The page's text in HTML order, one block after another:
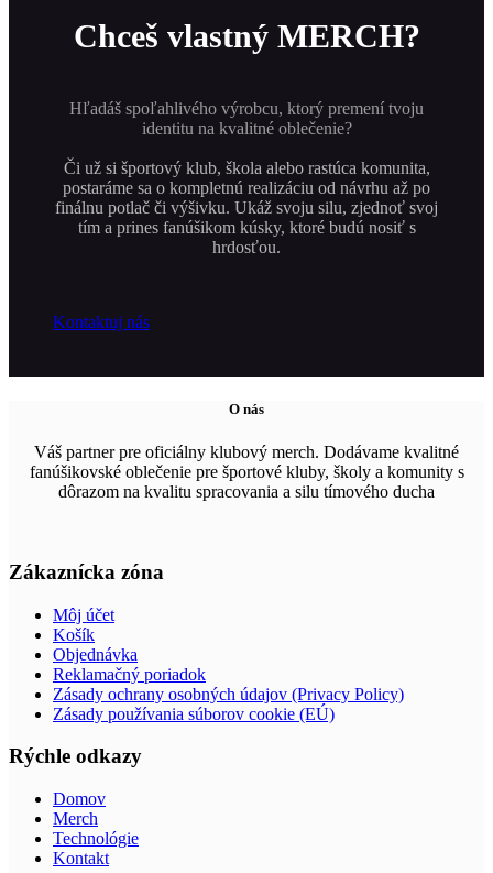
môžete
produktu.
Chceš vlastný MERCH?
Hľadáš spoľahlivého výrobcu, ktorý premení tvoju
identitu na kvalitné oblečenie?
Či už si športový klub, škola alebo rastúca komunita,
postaráme sa o kompletnú realizáciu od návrhu až po
finálnu potlač či výšivku. Ukáž svoju silu, zjednoť svoj
tím a prines fanúšikom kúsky, ktoré budú nosiť s
hrdosťou.
Kontaktuj nás
O nás
Váš partner pre oficiálny klubový merch. Dodávame kvalitné
fanúšikovské oblečenie pre športové kluby, školy a komunity s
dôrazom na kvalitu spracovania a silu tímového ducha
Zákaznícka zóna
Môj účet
Košík
Objednávka
Reklamačný poriadok
Zásady ochrany osobných údajov (Privacy Policy)
Zásady používania súborov cookie (EÚ)
Rýchle odkazy
Domov
Merch
Technológie
Kontakt